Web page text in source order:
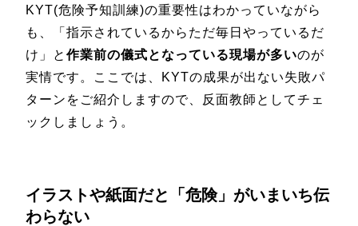
KYT(危険予知訓練)の重要性はわかっていながら
も、「指示されているからただ毎日やっているだ
け」と 作業前の儀式となっている現場が多いのが
実情です。ここでは、KYTの成果が出ない失敗パ
ターンをご紹介しますので、反面教師としてチェ
ックしましょう。
イラストや紙面だと「危険」がいまいち伝
わらない